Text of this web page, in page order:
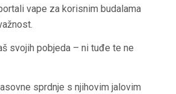
vape za korisnim budalama
svojih pobjeda – ni tuđe te ne
sprdnje s njihovim jalovim